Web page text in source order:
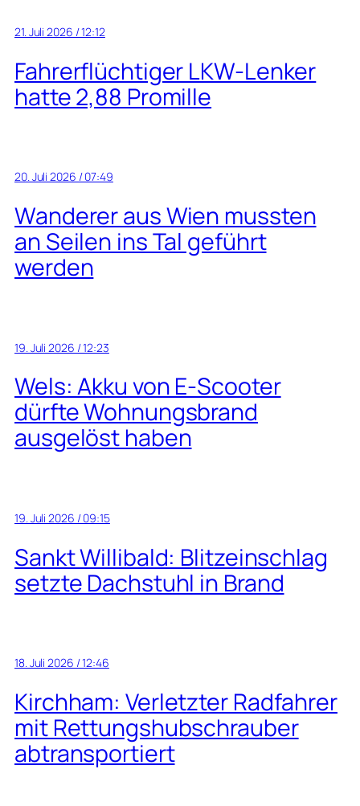
21. Juli 2026 / 12:12
Fahrerflüchtiger LKW-Lenker
hatte 2,88 Promille
20. Juli 2026 / 07:49
Wanderer aus Wien mussten
an Seilen ins Tal geführt
werden
19. Juli 2026 / 12:23
Wels: Akku von E-Scooter
dürfte Wohnungsbrand
ausgelöst haben
19. Juli 2026 / 09:15
Sankt Willibald: Blitzeinschlag
setzte Dachstuhl in Brand
18. Juli 2026 / 12:46
Kirchham: Verletzter Radfahrer
mit Rettungshubschrauber
abtransportiert